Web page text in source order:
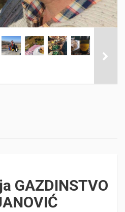
GAZDINSTVO